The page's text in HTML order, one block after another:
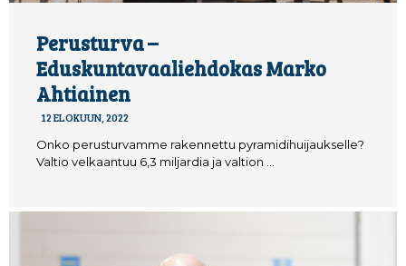
Perusturva –
Eduskuntavaaliehdokas Marko
Ahtiainen
12 ELOKUUN, 2022
Onko perusturvamme rakennettu pyramidihuijaukselle?
Valtio velkaantuu 6,3 miljardia ja valtion …